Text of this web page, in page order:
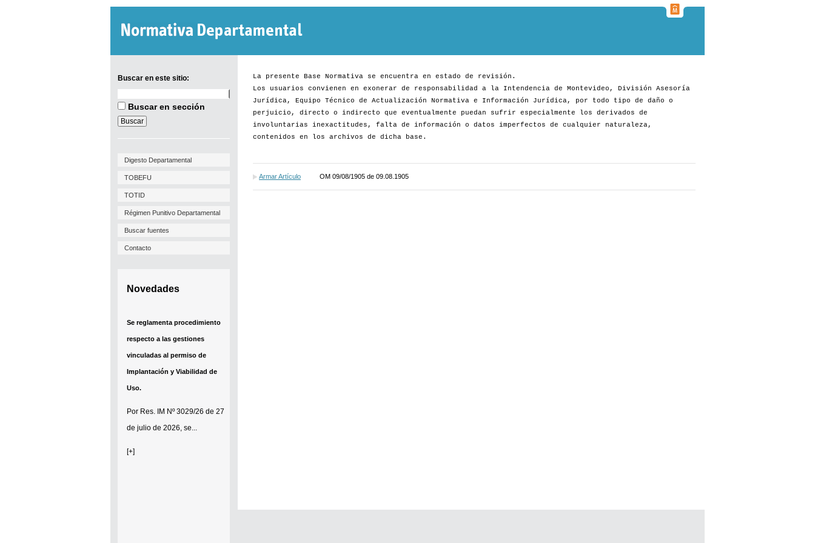
Buscar en este sitio:
en
sitio:
Buscar en sección
Digesto Departamental
TOBEFU
TOTID
Régimen Punitivo Departamental
Buscar fuentes
Contacto
Novedades
Se reglamenta procedimiento
respecto a las gestiones
vinculadas al permiso de
Implantación y Viabilidad de
Uso.
Por Res. IM Nº 3029/26 de 27
de julio de 2026, se...
[+]
La presente Base Normativa se encuentra en estado de revisión.
Los usuarios convienen en exonerar de responsabilidad a la Intendencia de Montevideo, División Asesoría
Jurídica, Equipo Técnico de Actualización Normativa e Información Jurídica, por todo tipo de daño o
perjuicio, directo o indirecto que eventualmente puedan sufrir especialmente los derivados de
involuntarias inexactitudes, falta de información o datos imperfectos de cualquier naturaleza,
contenidos en los archivos de dicha base.
Armar Artículo OM 09/08/1905 de 09.08.1905